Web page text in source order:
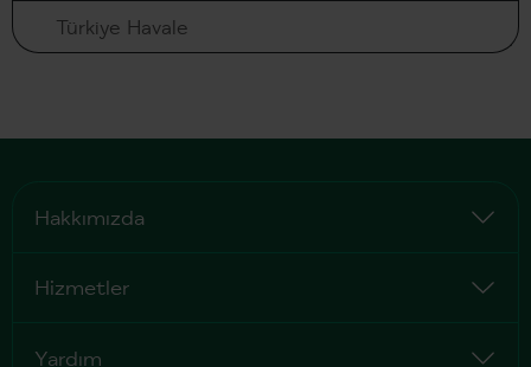
Türkiye Havale
Hakkımızda
Hizmetler
Yardım